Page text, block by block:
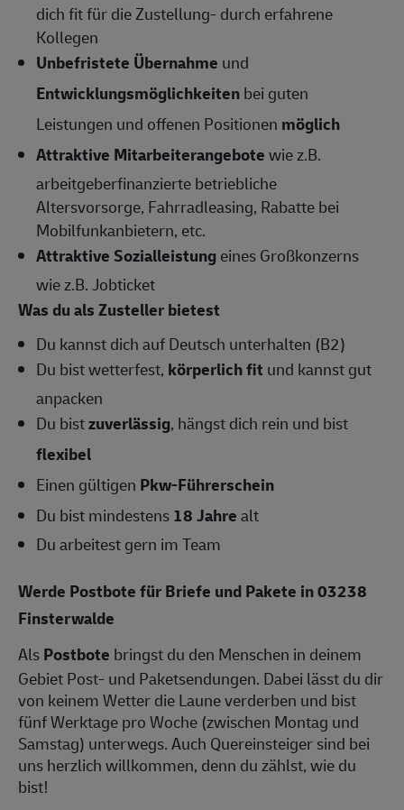
dich fit für die Zustellung- durch erfahrene
Kollegen
Unbefristete Übernahme und
Entwicklungsmöglichkeitenbei guten
Leistungen und offenen Positionen möglich
Attraktive Mitarbeiterangebotewie z.B.
arbeitgeberfinanzierte betriebliche
Altersvorsorge, Fahrradleasing, Rabatte bei
Mobilfunkanbietern, etc.
Attraktive Sozialleistungeines Großkonzerns
wie z.B. Jobticket
Was du als Zusteller bietest
Du kannst dich auf Deutsch unterhalten (B2)
Du bist wetterfest, körperlich fit und kannst gut
anpacken
Du bistzuverlässig, hängst dich rein und bist
flexibel
Einen gültigen Pkw-Führerschein
Du bist mindestens 18 Jahrealt
Du arbeitest gern im Team
Werde Postbote für Briefe und Pakete in 03238
Finsterwalde
AlsPostbote bringst du den Menschen in deinem
Gebiet Post- und Paketsendungen. Dabei lässt du dir
von keinem Wetter die Laune verderben und bist
fünf Werktage pro Woche (zwischen Montag und
Samstag) unterwegs. Auch Quereinsteiger sind bei
uns herzlich willkommen, denn du zählst, wie du
bist!